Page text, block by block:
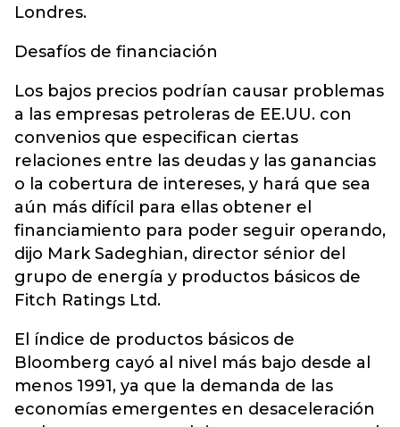
Londres.
Desafíos de financiación
Los bajos precios podrían causar problemas
a las empresas petroleras de EE.UU. con
convenios que especifican ciertas
relaciones entre las deudas y las ganancias
o la cobertura de intereses, y hará que sea
aún más difícil para ellas obtener el
financiamiento para poder seguir operando,
dijo Mark Sadeghian, director sénior del
grupo de energía y productos básicos de
Fitch Ratings Ltd.
El índice de productos básicos de
Bloomberg cayó al nivel más bajo desde al
menos 1991, ya que la demanda de las
economías emergentes en desaceleración